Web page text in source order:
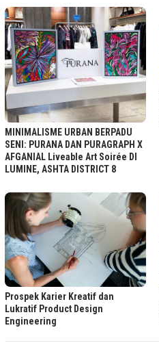
MINIMALISME URBAN BERPADU
SENI: PURANA DAN PURAGRAPH X
AFGANIAL Liveable Art Soirée DI
LUMINE, ASHTA DISTRICT 8
Prospek Karier Kreatif dan
Lukratif Product Design
Engineering